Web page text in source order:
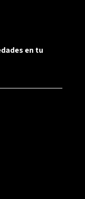
en tu